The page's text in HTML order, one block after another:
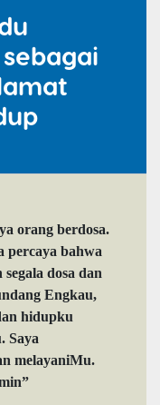
orang berdosa.
percaya bahwa
dosa dan
Engkau,
hidupku
Saya
melayaniMu.